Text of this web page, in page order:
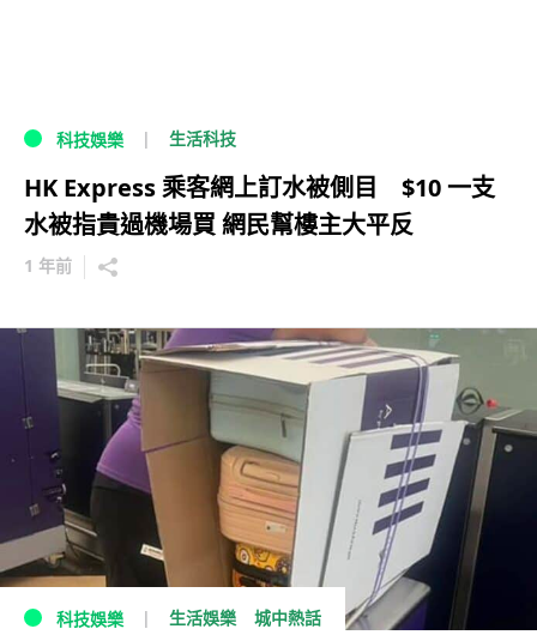
科技娛樂 生活科技
HK Express 乘客網上訂水被側目 $10 一支
水被指貴過機場買 網民幫樓主大平反
1 年前
科技娛樂 生活娛樂 城中熱話